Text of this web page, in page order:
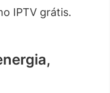
IPTV grátis.